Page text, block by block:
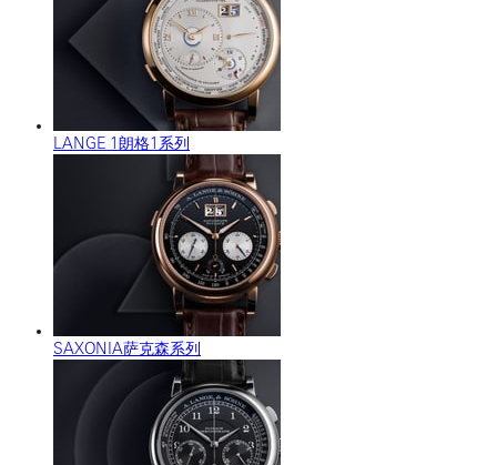
LANGE 1朗格1系列
SAXONIA萨克森系列